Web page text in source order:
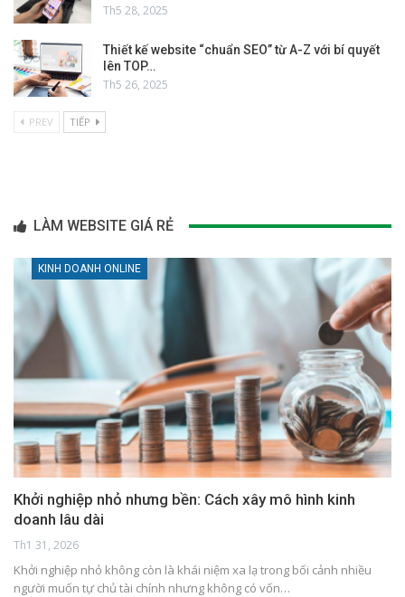
Th5 28, 2025
Thiết kế website “chuẩn SEO” từ A-Z với bí quyết
lên TOP…
Th5 26, 2025
PREV TIẾP
LÀM WEBSITE GIÁ RẺ
KINH DOANH ONLINE
Khởi nghiệp nhỏ nhưng bền: Cách xây mô hình kinh
doanh lâu dài
Th1 31, 2026
Khởi nghiệp nhỏ không còn là khái niệm xa lạ trong bối cảnh nhiều
người muốn tự chủ tài chính nhưng không có vốn…